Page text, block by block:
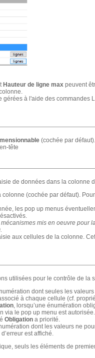
Hauteur de ligne max peuvent
à l'aide des commandes
(cochée par
tête
de données dans la colonne
(cochée par défaut).
les pop up menus
mis en oeuvre pour
aux cellules de la colonne.
utilisées pour le contrôle de la
dont seules les
à chaque cellule (cf.
, lorsqu’une énumération
via le pop up menu est
Obligation a priorité.
dont les valeurs ne
est affiché.
seuls les éléments de